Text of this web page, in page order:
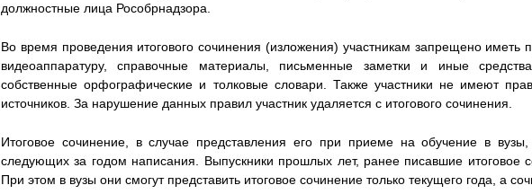
должностные лица Рособрнадзора.
Во время проведения итогового сочинения (изложения) участникам запрещено иметь
видеоаппаратуру, справочные материалы, письменные заметки и иные
собственные орфографические и толковые словари. Также участники не имеют
источников. За нарушение данных правил участник удаляется с итогового сочинения.
Итоговое сочинение, в случае представления его при приеме на обучение в вузы,
следующих за годом написания. Выпускники прошлых лет, ранее писавшие итоговое
При этом в вузы они смогут представить итоговое сочинение только текущего года, а